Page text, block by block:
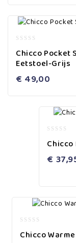
out
of
Chicco Pocket
Eetstoel-Grijs
€ 49,00
out
5
€
out
Chicco